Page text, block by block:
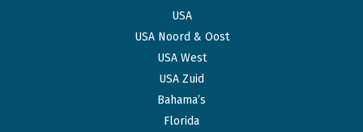
USA
USA Noord & Oost
USA West
USA Zuid
Bahama’s
Florida